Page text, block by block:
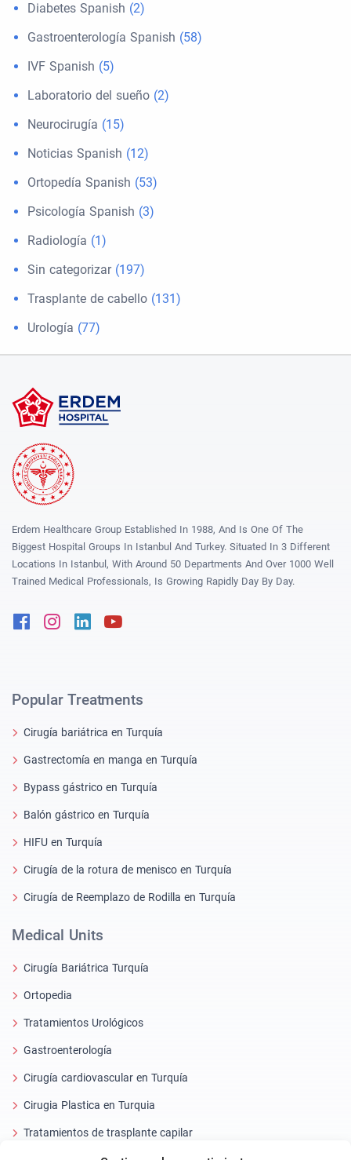
Diabetes Spanish (2)
Gastroenterología Spanish (58)
IVF Spanish (5)
Laboratorio del sueño (2)
Neurocirugía (15)
Noticias Spanish (12)
Ortopedía Spanish (53)
Psicología Spanish (3)
Radiología (1)
Sin categorizar(197)
Trasplante de cabello (131)
Urología (77)
Erdem Healthcare Group Established In 1988, And Is One Of The
Biggest Hospital Groups In Istanbul And Turkey. Situated In 3 Different
Locations In Istanbul, With Around 50 Departments And Over 1000 Well
Trained Medical Professionals, Is Growing Rapidly Day By Day.
FacebookInstagram
Linkedin
Popular Treatments
Cirugía bariátrica en Turquía
Gastrectomía en manga en Turquía
Bypass gástrico en Turquía
Balón gástrico en Turquía
HIFU en Turquía
Cirugía de la rotura de menisco en Turquía
Cirugía de Reemplazo de Rodilla en Turquía
Medical Units
Cirugía Bariátrica Turquía
Ortopedia
Tratamientos Urológicos
Gastroenterología
Cirugía cardiovascular en Turquía
Cirugia Plastica en Turquia
Tratamientos de trasplante capilar